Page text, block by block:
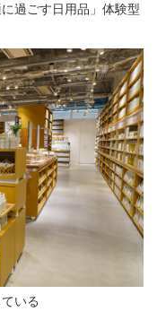
過ごす日用品」体験型
いる